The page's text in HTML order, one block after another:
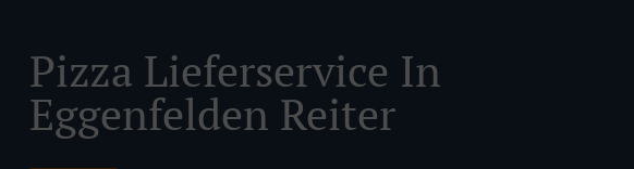
Pizza Lieferservice In
Eggenfelden Reiter